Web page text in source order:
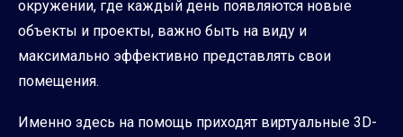
окружении, где каждый день появляются новые
объекты и проекты, важно быть на виду и
максимально эффективно представлять свои
помещения.
Именно здесь на помощь приходят виртуальные 3D-